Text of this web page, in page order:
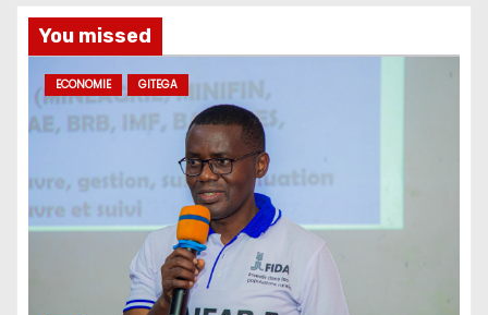
You missed
ECONOMIE GITEGA